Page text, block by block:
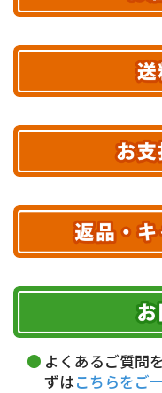
最
あす着
エリアやお
※ 配送業者による配
※ 沖縄・
10,000円未
お
午前中
18～20時
ク
代
5,000
期限を含むルール
ただく費用がござ
よくあるご質問
ずはこちらをご